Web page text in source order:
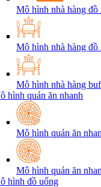
Mô hình nhà hàng đồ
Mô hình nhà hàng đồ
Mô hình nhà hàng
hình quán ăn nhanh
Mô hình quán ăn
Mô hình quán ăn
hình đồ uống